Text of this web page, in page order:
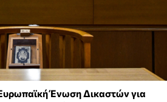
Ένωση Δικαστών για